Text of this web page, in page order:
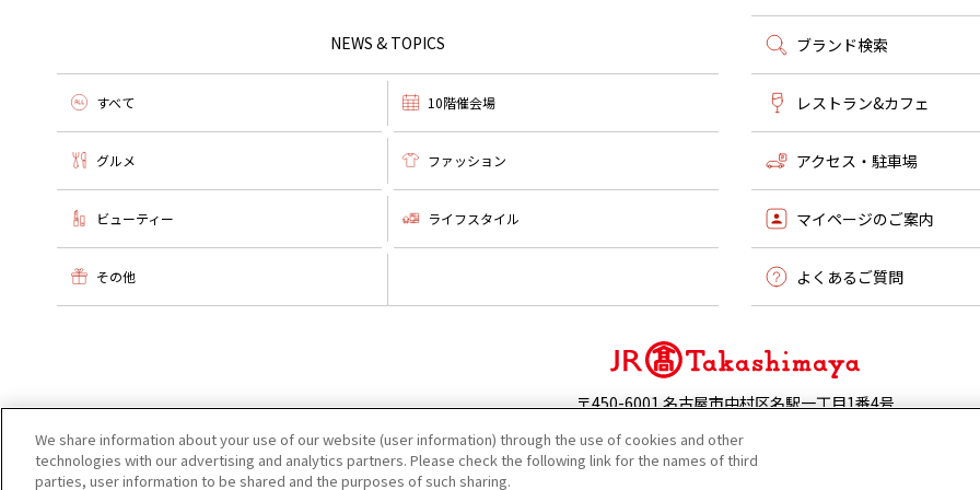
NEWS & TOPICS
すべて 10階催会場
グルメ ファッション
ビューティー ライフスタイル
その他
ブランド検索
レストラン&カフェ
アクセス・駐車場
マイページのご案内
よくあるご質問
〒450-6001 名古屋市中村区名駅一丁目1番4号
052-566-1101 |
©JR Tokai Takashimaya Co,Ltd.
We share information about your use of our website (user information) through the use of cookies and other
technologies with our advertising and analytics partners. Please check the following link for the names of third
parties, user information to be shared and the purposes of such sharing.